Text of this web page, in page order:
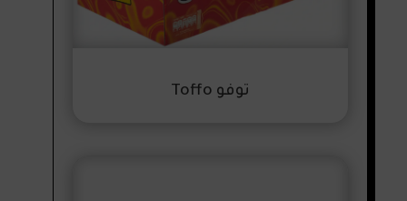
توفو Toffo